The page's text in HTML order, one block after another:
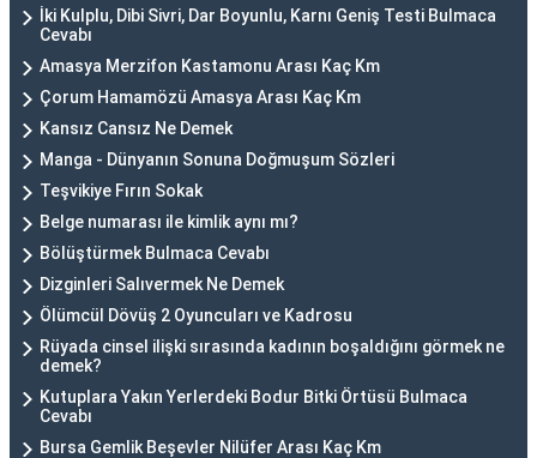
İki Kulplu, Dibi Sivri, Dar Boyunlu, Karnı Geniş Testi Bulmaca
Cevabı
Amasya Merzifon Kastamonu Arası Kaç Km
Çorum Hamamözü Amasya Arası Kaç Km
Kansız Cansız Ne Demek
Manga - Dünyanın Sonuna Doğmuşum Sözleri
Teşvikiye Fırın Sokak
Belge numarası ile kimlik aynı mı?
Bölüştürmek Bulmaca Cevabı
Dizginleri Salıvermek Ne Demek
Ölümcül Dövüş 2 Oyuncuları ve Kadrosu
Rüyada cinsel ilişki sırasında kadının boşaldığını görmek ne
demek?
Kutuplara Yakın Yerlerdeki Bodur Bitki Örtüsü Bulmaca
Cevabı
Bursa Gemlik Beşevler Nilüfer Arası Kaç Km